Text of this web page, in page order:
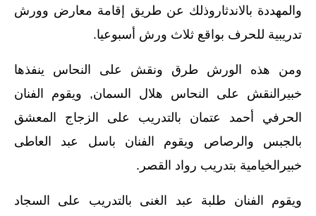
والمهددة بالاندثاروذلك عن طريق إقامة معارض وورش
تدريبية للحرف بواقع ثلاث ورش أسبوعيا.
ومن هذه الورش طرق ونقش على النحاس ينفذها
خبيرالنقش على النحاس هلال السمان, ويقوم الفنان
الحرفي أحمد عتمان بالتدريب على الزجاج المعشق
بالجبس والرصاص ويقوم الفنان باسل عبد العاطى
خبيرالخيامية بتدريب رواد القصر.
ويقوم الفنان طلبة عبد الغنى بالتدريب على السجاد